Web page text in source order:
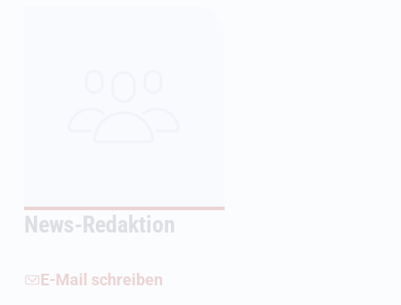
News-Redaktion
E-Mail schreiben